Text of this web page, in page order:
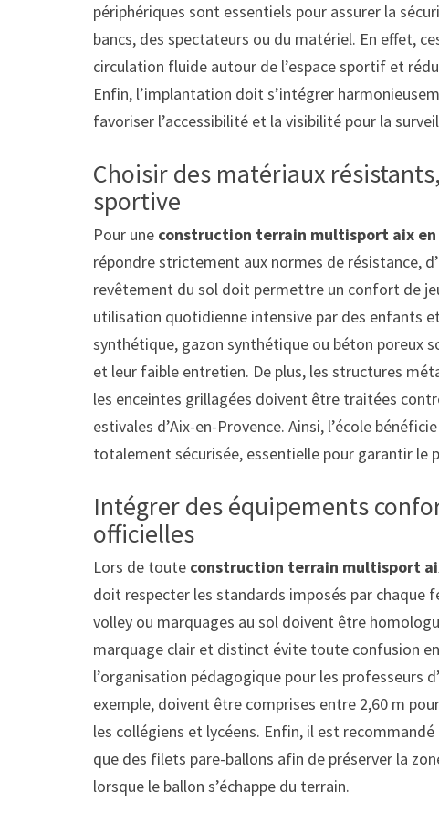
périphériques sont essentiels pour assurer la
bancs, des spectateurs ou du matériel. En effet,
circulation fluide autour de l’espace sportif et
Enfin, l’implantation doit s’intégrer
favoriser l’accessibilité et la visibilité pour la
Choisir des matériaux
sportive
Pour une construction terrain multisport aix en
répondre strictement aux normes de résistance,
revêtement du sol doit permettre un confort de
utilisation quotidienne intensive par des enfants
synthétique, gazon synthétique ou béton poreux
et leur faible entretien. De plus, les structures
les enceintes grillagées doivent être traitées
estivales d’Aix-en-Provence. Ainsi, l’école
totalement sécurisée, essentielle pour garantir le
Intégrer des équipements
officielles
Lors de toute construction terrain multisport
doit respecter les standards imposés par chaque
volley ou marquages au sol doivent être
marquage clair et distinct évite toute confusion
l’organisation pédagogique pour les professeurs
exemple, doivent être comprises entre 2,60 m
les collégiens et lycéens. Enfin, il est
que des filets pare-ballons afin de préserver la
lorsque le ballon s’échappe du terrain.